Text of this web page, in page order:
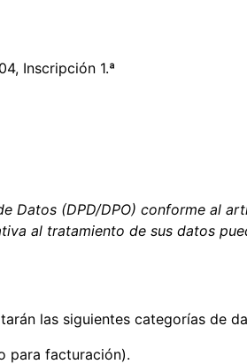
Inscripción 1.ª
Datos (DPD/DPO) conforme al
al tratamiento de sus datos
las siguientes categorías de
para facturación).